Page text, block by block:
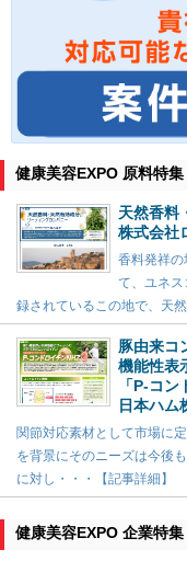
健康美容EXPO 原料特集
天然香料
株式会社
香料発祥の
て、ユネ
録されているこの地で、天
豚由来コ
機能性表
「P-コン
日本ハム
関節対応素材として市場に
を背景にそのニーズは今後
に対し・・・【記事詳細】
健康美容EXPO 企業特集